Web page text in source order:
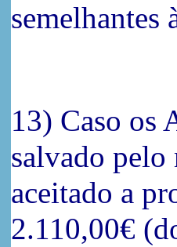
semelhantes
13) Caso os
salvado
aceitado a
2.110,00€